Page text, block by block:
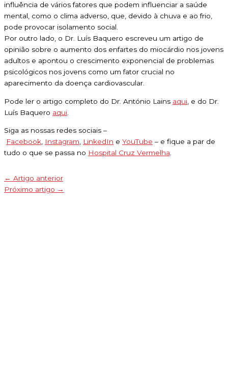
influência de vários fatores que podem influenciar a saúde
mental, como o clima adverso, que, devido à chuva e ao frio,
pode provocar isolamento social.
Por outro lado, o Dr. Luís Baquero escreveu um artigo de
opinião sobre o aumento dos enfartes do miocárdio nos jovens
adultos e apontou o crescimento exponencial de problemas
psicológicos nos jovens como um fator crucial no
aparecimento da doença cardiovascular.
Pode ler o artigo completo do Dr. António Lains aqui , e do Dr.
Luís Baquero aqui
Siga as nossas redes sociais –
Facebook, Instagram, LinkedIn e YouTube – e fique a par de
tudo o que se passa no Hospital Cruz Vermelha.
← Artigo anterior
Próximo artigo →